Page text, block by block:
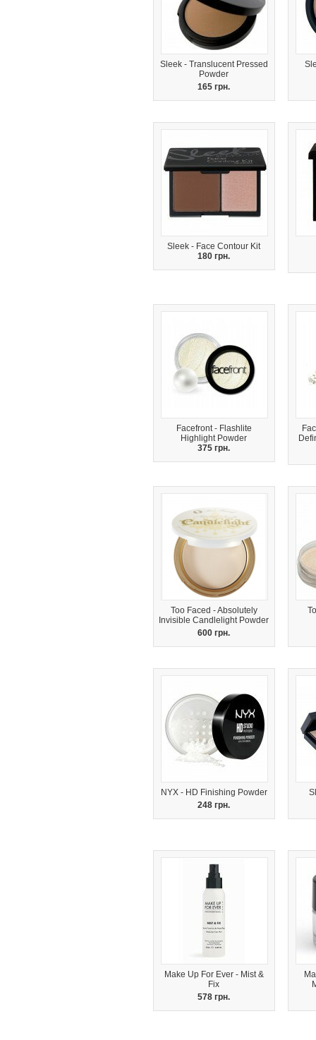
Sleek - Translucent Pressed
Powder
165 грн.
Sleek - Face Contour Kit
180 грн.
Facefront - Flashlite
Highlight Powder
375 грн.
Too Faced - Absolutely
Invisible Candlelight Powder
600 грн.
NYX - HD Finishing Powder
248 грн.
Make Up For Ever - Mist &
Fix
578 грн.